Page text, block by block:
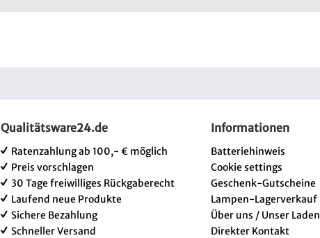
Qualitätsware24.de
Ratenzahlung ab 100,- € möglich
Preis vorschlagen
30 Tage freiwilliges Rückgaberecht
Laufend neue Produkte
Sichere Bezahlung
Schneller Versand
Informationen
Batteriehinweis
Cookie settings
Geschenk-Gutscheine
Lampen-Lagerverkauf
Über uns / Unser Laden
Direkter Kontakt